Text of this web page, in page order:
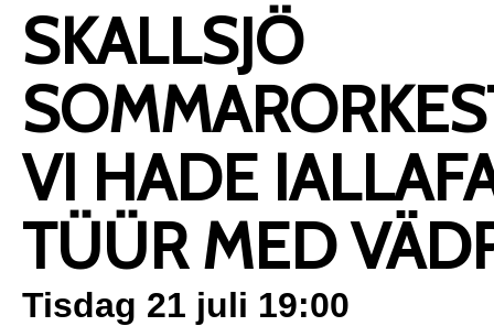
SKALLSJÖ
VI HADE
TÜÜR MED
Tisdag 21 juli 19:00